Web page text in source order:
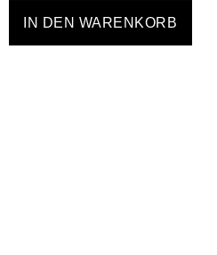
IN DEN WARENKORB